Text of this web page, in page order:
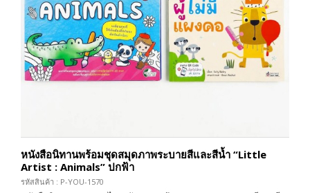
หนังสือนิทานพร้อมชุดสมุดภาพระบายสีและสีน้ำ “Little
Artist : Animals” ปกฟ้า
รหัสสินค้า : P-YOU-1570